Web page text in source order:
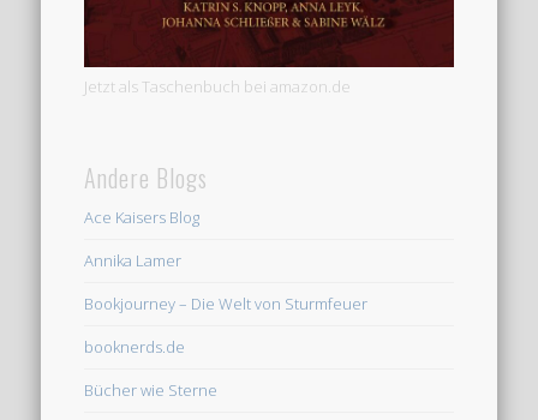
Jetzt als Taschenbuch bei amazon.de
Andere Blogs
Ace Kaisers Blog
Annika Lamer
Bookjourney – Die Welt von Sturmfeuer
booknerds.de
Bücher wie Sterne